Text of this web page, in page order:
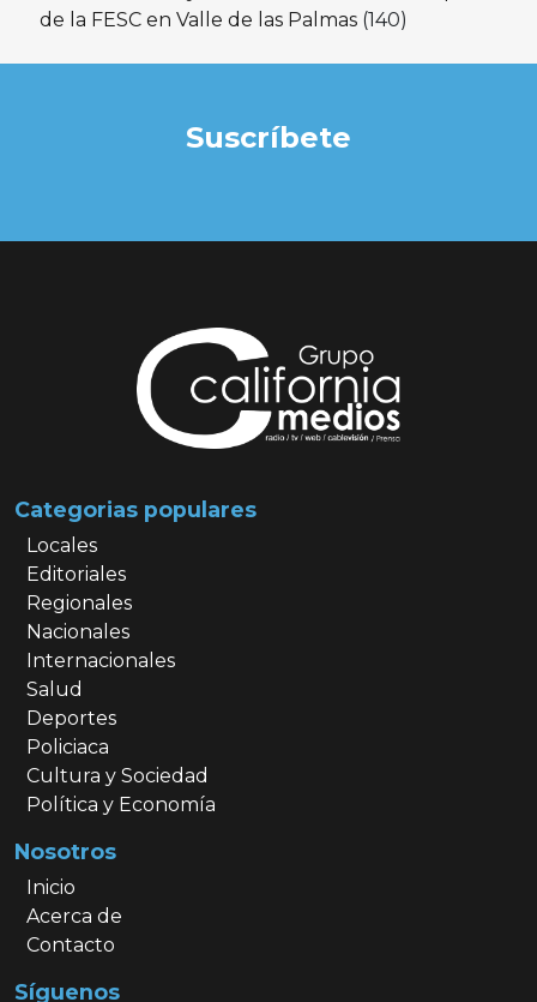
de la FESC en Valle de las Palmas (140)
Suscríbete
Categorias populares
Locales
Editoriales
Regionales
Nacionales
Internacionales
Salud
Deportes
Policiaca
Cultura y Sociedad
Política y Economía
Nosotros
Inicio
Acerca de
Contacto
Síguenos